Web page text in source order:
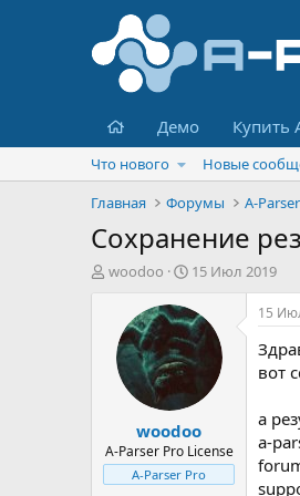
Главная
Демо Купить
Что нового Новые
Главная
Форумы A-
Сохранение
А
woodoo
Д
т
а
н
а
а
л
а
15 Июл 2019
woodoo
A-Parser Pro License
A-Parser Pro
15
вот
а
a-